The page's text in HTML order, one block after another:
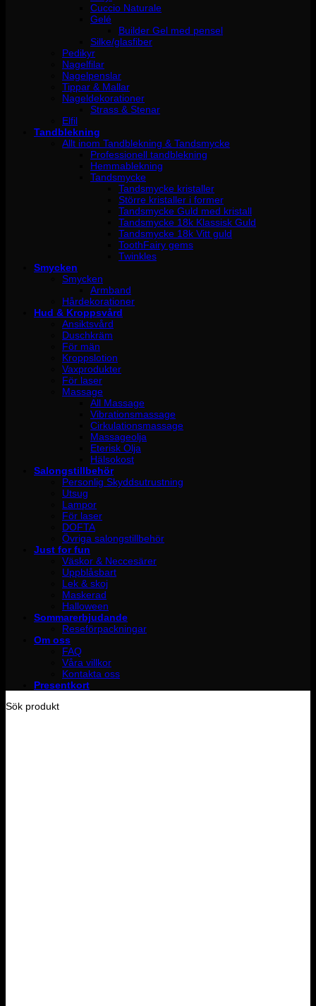
Cuccio Naturale
Gelé
Builder Gel med pensel
Silke/glasfiber
Pedikyr
Nagelfilar
Nagelpenslar
Tippar & Mallar
Nageldekorationer
Strass & Stenar
Elfil
Tandblekning
Allt inom Tandblekning & Tandsmycke
Professionell tandblekning
Hemmablekning
Tandsmycke
Tandsmycke kristaller
Större kristaller i former
Tandsmycke Guld med kristall
Tandsmycke 18k Klassisk Guld
Tandsmycke 18k Vitt guld
ToothFairy gems
Twinkles
Smycken
Smycken
Armband
Hårdekorationer
Hud & Kroppsvård
Ansiktsvård
Duschkräm
För män
Kroppslotion
Vaxprodukter
För laser
Massage
All Massage
Vibrationsmassage
Cirkulationsmassage
Massageolja
Eterisk Olja
Hälsokost
Salongstillbehör
Personlig Skyddsutrustning
Utsug
Lampor
För laser
DOFTA
Övriga salongstillbehör
Just for fun
Väskor & Neccesärer
Uppblåsbart
Lek & skoj
Maskerad
Halloween
Sommarerbjudande
Reseförpackningar
Om oss
FAQ
Våra villkor
Kontakta oss
Presentkort
Sök produkt